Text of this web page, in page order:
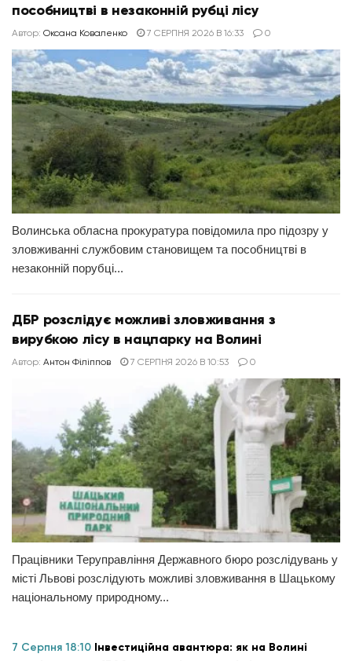
пособництві в незаконній рубці лісу
Автор: Оксана Коваленко 7 СЕРПНЯ 2026 В 16:33 0
Волинська обласна прокуратура повідомила про підозру у
зловживанні службовим становищем та пособництві в
незаконній порубці...
ДБР розслідує можливі зловживання з
вирубкою лісу в нацпарку на Волині
Автор: Антон Філіппов 7 СЕРПНЯ 2026 В 10:53 0
Працівники Теруправління Державного бюро розслідувань у
місті Львові розслідують можливі зловживання в Шацькому
національному природному...
7 Серпня 18:10 Інвестиційна авантюра: як на Волині